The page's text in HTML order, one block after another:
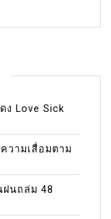
Love Sick
วามเสื่อมตาม
นถล่ม 48